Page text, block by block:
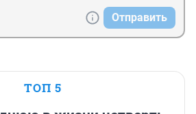
Отправить
ТОП 5